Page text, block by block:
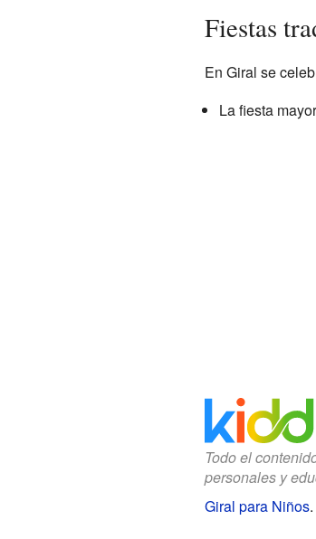
Fiestas
En Giral se
La fiesta
Todo el
personales y
Giral para Niños.